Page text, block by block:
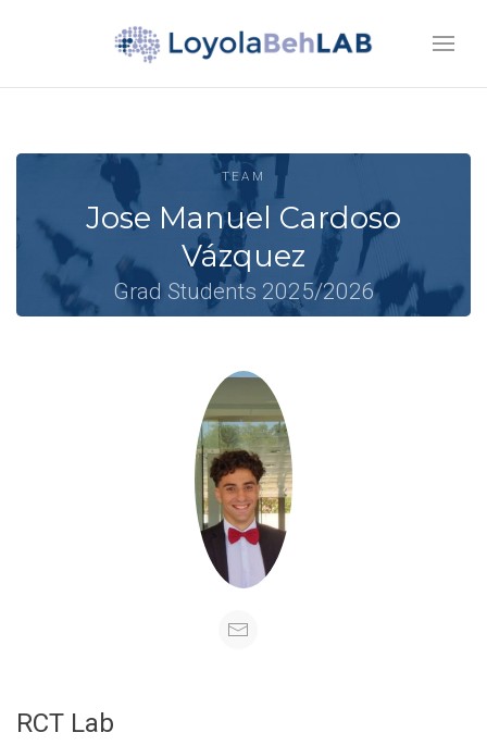
TEAM
Jose Manuel Cardoso
Vázquez
Grad Students 2025/2026
RCT Lab